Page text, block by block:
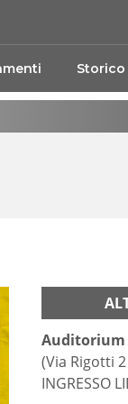
Storico
Auditorium
(Via Rigotti
INGRESSO